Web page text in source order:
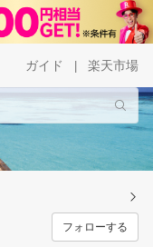
ガイド 楽天市場
フォローする